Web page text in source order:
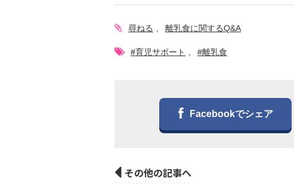
尋ねる 離乳食に関するQ&A
#育児サポート #離乳食
Facebookでシェア
その他の記事へ